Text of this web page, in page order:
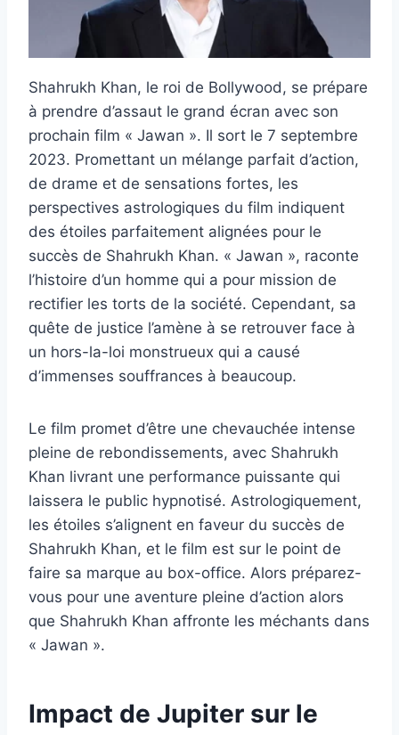
Shahrukh Khan, le roi de Bollywood, se prépare
à prendre d’assaut le grand écran avec son
prochain film « Jawan ». Il sort le 7 septembre
2023. Promettant un mélange parfait d’action,
de drame et de sensations fortes, les
perspectives astrologiques du film indiquent
des étoiles parfaitement alignées pour le
succès de Shahrukh Khan. « Jawan », raconte
l’histoire d’un homme qui a pour mission de
rectifier les torts de la société. Cependant, sa
quête de justice l’amène à se retrouver face à
un hors-la-loi monstrueux qui a causé
d’immenses souffrances à beaucoup.
Le film promet d’être une chevauchée intense
pleine de rebondissements, avec Shahrukh
Khan livrant une performance puissante qui
laissera le public hypnotisé. Astrologiquement,
les étoiles s’alignent en faveur du succès de
Shahrukh Khan, et le film est sur le point de
faire sa marque au box-office. Alors préparez-
vous pour une aventure pleine d’action alors
que Shahrukh Khan affronte les méchants dans
« Jawan ».
Impact de Jupiter sur le